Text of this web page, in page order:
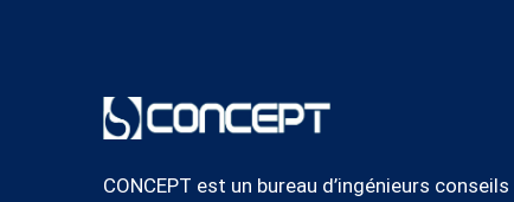
CONCEPT est un bureau d’ingénieurs conseils